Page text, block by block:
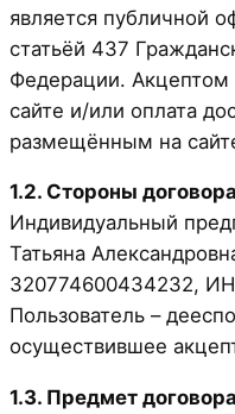
является публичной
статьёй 437
Федерации. Акцептом
сайте и/или оплата
размещённым на
1.2. Стороны договора
Индивидуальный
Татьяна
320774600434232,
Пользователь –
осуществившее
1.3. Предмет договора